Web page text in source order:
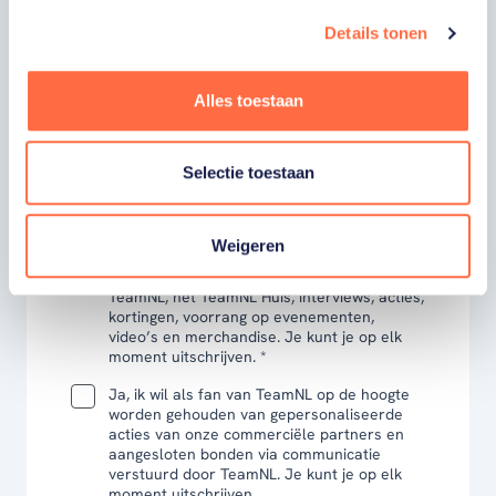
Details tonen
Alles toestaan
Selectie toestaan
Weigeren
Ja, ik word fan van TeamNL en ontvang
graag gepersonaliseerd nieuws over
TeamNL, het TeamNL Huis, interviews, acties,
kortingen, voorrang op evenementen,
video’s en merchandise. Je kunt je op elk
moment uitschrijven. *
Ja, ik wil als fan van TeamNL op de hoogte
worden gehouden van gepersonaliseerde
acties van onze commerciële partners en
aangesloten bonden via communicatie
verstuurd door TeamNL. Je kunt je op elk